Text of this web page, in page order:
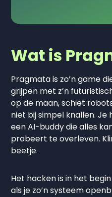
Wat is
Pragmata is zo’n game
grijpen met z’n
op de maan, schiet
niet bij simpel knallen. Je
een AI-buddy die alles
probeert te overleven.
beetje.
Het hacken is in het
als je zo’n systeem